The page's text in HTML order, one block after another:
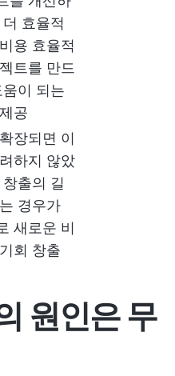
효율적
용 효율적
트를 만드
이 되는
공
장되면 이
하지 않았
출의 길
경우가
새로운 비
회 창출
원인은 무